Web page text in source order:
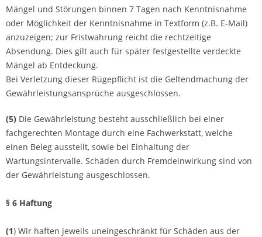
Mängel und Störungen binnen 7 Tagen nach Kenntnisnahme
oder Möglichkeit der Kenntnisnahme in Textform (z.B. E-Mail)
anzuzeigen; zur Fristwahrung reicht die rechtzeitige
Absendung. Dies gilt auch für später festgestellte verdeckte
Mängel ab Entdeckung.
Bei Verletzung dieser Rügepflicht ist die Geltendmachung der
Gewährleistungsansprüche ausgeschlossen.
(5) Die Gewährleistung besteht ausschließlich bei einer
fachgerechten Montage durch eine Fachwerkstatt, welche
einen Beleg ausstellt, sowie bei Einhaltung der
Wartungsintervalle. Schäden durch Fremdeinwirkung sind von
der Gewährleistung ausgeschlossen.
§ 6 Haftung
(1) Wir haften jeweils uneingeschränkt für Schäden aus der